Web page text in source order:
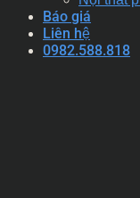
Báo giá
Liên hệ
0982.588.818